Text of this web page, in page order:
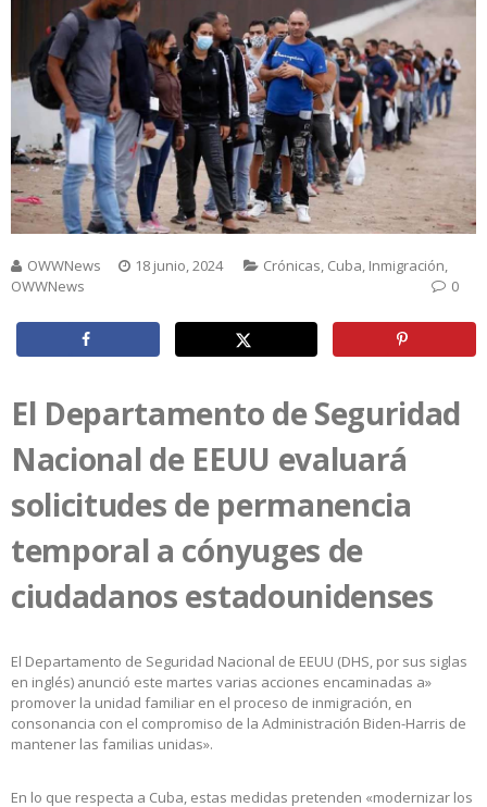
OWWNews 18 junio, 2024 Crónicas, Cuba, Inmigración,
OWWNews
0
El Departamento de Seguridad
Nacional de EEUU evaluará
solicitudes de permanencia
temporal a cónyuges de
ciudadanos estadounidenses
El Departamento de Seguridad Nacional de EEUU (DHS, por sus siglas
en inglés) anunció este martes varias acciones encaminadas a»
promover la unidad familiar en el proceso de inmigración, en
consonancia con el compromiso de la Administración Biden-Harris de
mantener las familias unidas».
En lo que respecta a Cuba, estas medidas pretenden «modernizar los